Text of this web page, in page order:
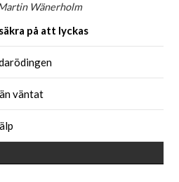
Wänerholm
på att lyckas
väntat